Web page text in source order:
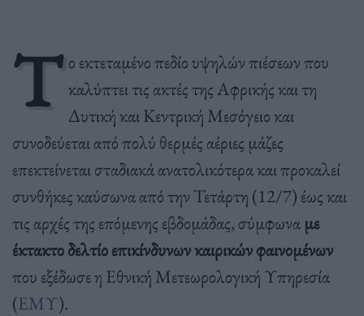
Τ ο εκτεταμένο πεδίο υψηλών πιέσεων που
καλύπτει τις ακτές της Αφρικής και τη
Δυτική και Κεντρική Μεσόγειο και
συνοδεύεται από πολύ θερμές αέριες μάζες
επεκτείνεται σταδιακά ανατολικότερα και προκαλεί
συνθήκες καύσωνα από την Τετάρτη (12/7) έως και
τις αρχές της επόμενης εβδομάδας, σύμφωνα με
έκτακτο δελτίο επικίνδυνων καιρικών φαινομένων
που εξέδωσε η Εθνική Μετεωρολογική Υπηρεσία
(ΕΜΥ).